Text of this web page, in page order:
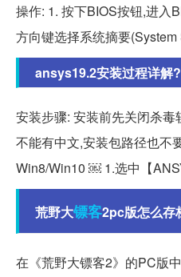
操作: 1. 按下BIOS按钮,进入
方向键选择系统摘要(System
ansys19.2安装过程详解?
安装步骤: 安装前先关闭杀
不能有中文,安装包路径也不
Win8/Win10 ￼ 1.选中【
荒野大镖客2pc版怎么存
在《荒野大镖客2》的PC版